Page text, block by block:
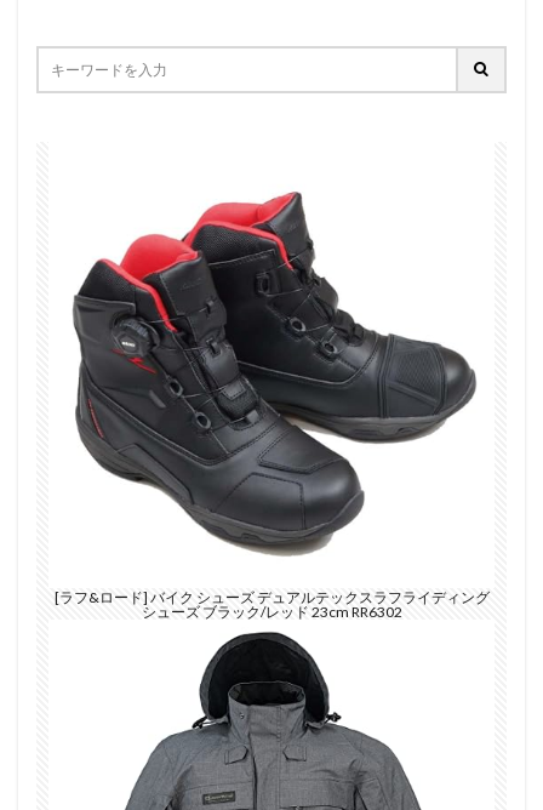
[ラフ&ロード] バイク シューズ デュアルテックスラフライディング
シューズ ブラック/レッド 23cm RR6302